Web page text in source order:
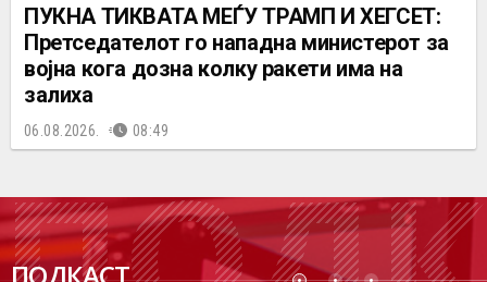
ПУКНА ТИКВАТА МЕЃУ ТРАМП И ХЕГСЕТ:
Претседателот го нападна министерот за
војна кога дозна колку ракети има на
залиха
06.08.2026. 08:49
ПОДКАСТ